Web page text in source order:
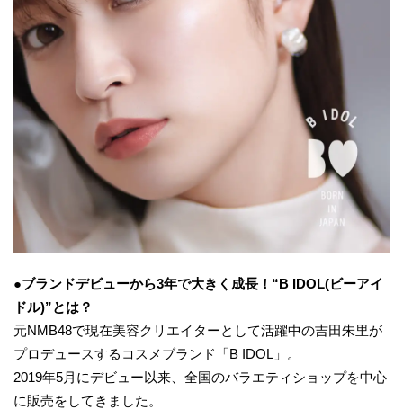
●ブランドデビューから3年で大きく成長！“B IDOL(ビーアイ
ドル)”とは？
元NMB48で現在美容クリエイターとして活躍中の吉田朱里が
プロデュースするコスメブランド「B IDOL」。
2019年5⽉にデビュー以来、全国のバラエティショップを中⼼
に販売をしてきました。